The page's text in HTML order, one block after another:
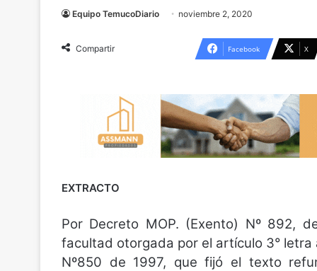
Equipo TemucoDiario noviembre 2, 2020
Compartir Facebook X
EXTRACTO
Por Decreto MOP. (Exento) Nº 892,
facultad otorgada por el artículo 3° letra
Nº850 de 1997, que fijó el texto